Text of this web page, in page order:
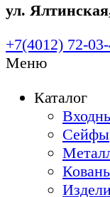
ул.
+7(4012) 72-
Меню
Каталог
Сейфы